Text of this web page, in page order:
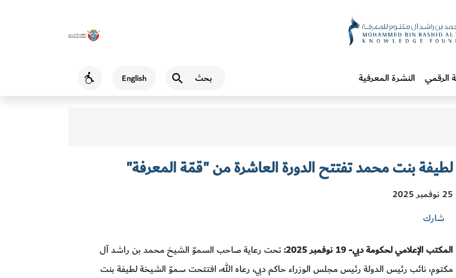
English
Accessibility الرقمي النشرة المعرفية
لطيفة بنت محمد تفتتح الدورة العاشرة من "قمّة المعرفة"
25 نوفمبر 2025
شارك
المكتب الإعلامي لحكومة دبي- 19 نوفمبر 2025:
تحت رعاية صاحب السموّ الشيخ محمد بن راشد آل
مكتوم، نائب رئيس الدولة رئيس مجلس الوزراء حاكم دبي، رعاه الله، افتتحت سموّ الشيخة لطيفة بنت